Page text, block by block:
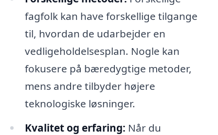
fagfolk kan have forskellige tilgange
til, hvordan de udarbejder en
vedligeholdelsesplan. Nogle kan
fokusere på bæredygtige metoder,
mens andre tilbyder højere
teknologiske løsninger.
Kvalitet og erfaring: Når du